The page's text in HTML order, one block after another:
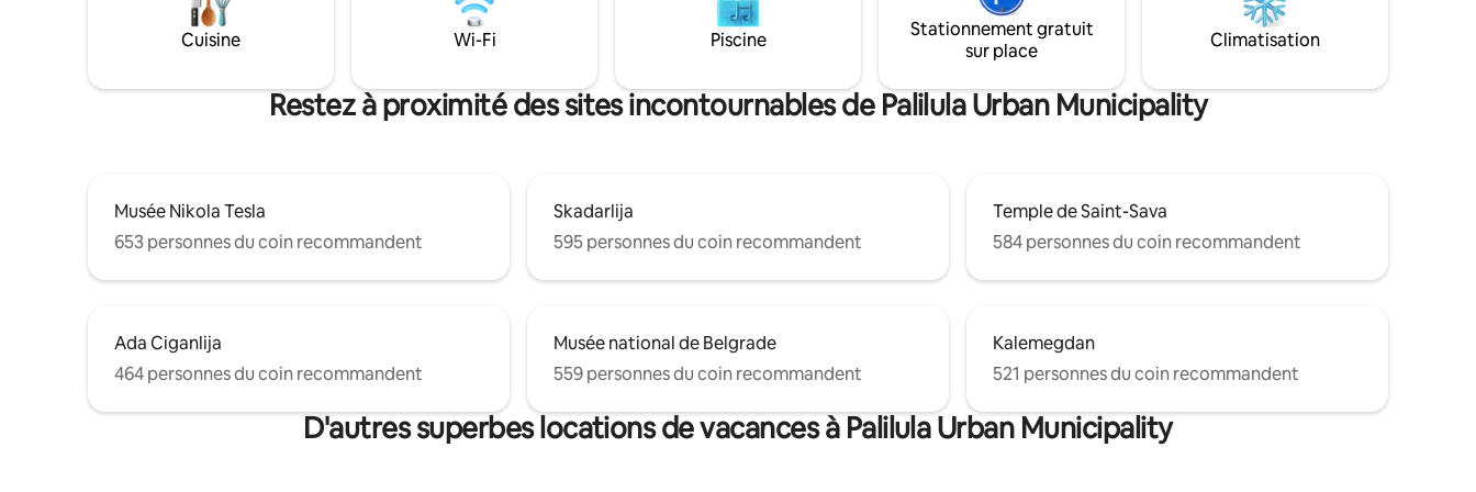
Holiday Inn, des célèbres restaurants
flottants de la rivière Sava, des clubs et
céramiques en marbre, elle est très
compacte et propre. La salle de bain est
équipée d'un sèche-cheveux, de
dans cette zone. Il y a une épicerie
24h/24 et 7j/7 au coin de la rue.
mélange de paix et d'aventure urbaine.
Cuisine Wi-Fi Piscine
Stationnement gratuit
sur place
Climatisation
Restez à proximité des sites incontournables de Palilula Urban Municipality
Musée Nikola Tesla
653 personnes du coin recommandent
Skadarlija
595 personnes du coin recommandent
Temple de Saint-Sava
584 personnes du coin recommandent
Ada Ciganlija
464 personnes du coin recommandent
Musée national de Belgrade
559 personnes du coin recommandent
Kalemegdan
521 personnes du coin recommandent
D'autres superbes locations de vacances à Palilula Urban Municipality